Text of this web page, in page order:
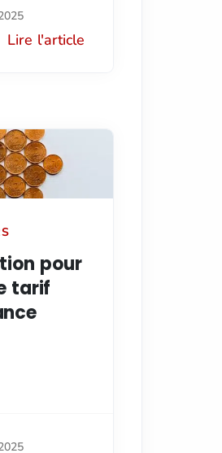
Lire l'article
pour
tarif